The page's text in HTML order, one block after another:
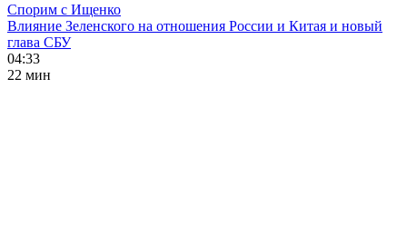
Спорим с Ищенко
Влияние Зеленского на отношения России и Китая и новый
глава СБУ
04:33
22 мин